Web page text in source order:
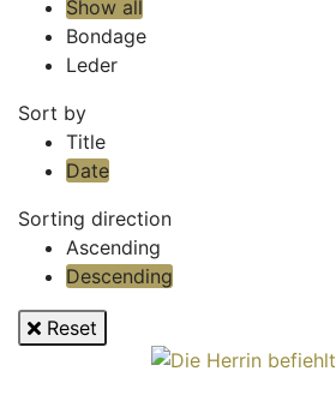
Show all
Bondage
Leder
Sort by
Title
Date
Sorting direction
Ascending
Descending
Reset